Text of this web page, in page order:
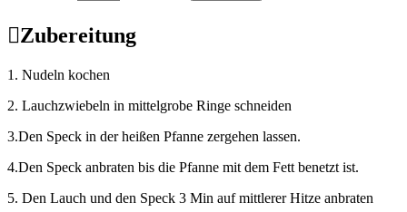
Zubereitung
1. Nudeln kochen
2. Lauchzwiebeln in mittelgrobe Ringe schneiden
3.Den Speck in der heißen Pfanne zergehen lassen.
4.Den Speck anbraten bis die Pfanne mit dem Fett benetzt ist.
5. Den Lauch und den Speck 3 Min auf mittlerer Hitze anbraten